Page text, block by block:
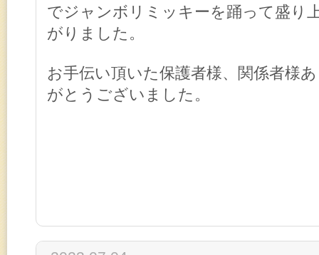
でジャンボリミッキーを踊って盛り
がりました。
お手伝い頂いた保護者様、関係者様
がとうございました。